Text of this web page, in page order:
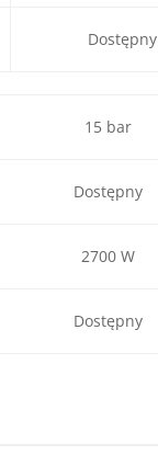
Dostępny
15 bar
Dostępny
2700 W
Dostępny